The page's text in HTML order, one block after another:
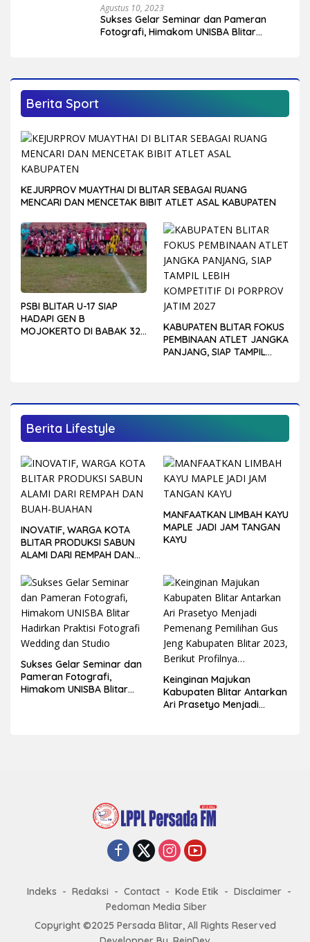
Agustus 10, 2023
Sukses Gelar Seminar dan Pameran
Fotografi, Himakom UNISBA Blitar
Berita Sport
KEJURPROV MUAYTHAI DI BLITAR SEBAGAI RUANG
MENCARI DAN MENCETAK BIBIT ATLET ASAL KABUPATEN
PSBI BLITAR U-17 SIAP
HADAPI GEN B
MOJOKERTO DI BABAK 32
KABUPATEN BLITAR FOKUS
PEMBINAAN ATLET JANGKA
PANJANG, SIAP TAMPIL
Berita Lifestyle
INOVATIF, WARGA KOTA
BLITAR PRODUKSI SABUN
ALAMI DARI REMPAH DAN
MANFAATKAN LIMBAH KAYU
MAPLE JADI JAM TANGAN
KAYU
Sukses Gelar Seminar dan
Pameran Fotografi,
Himakom UNISBA Blitar
Keinginan Majukan
Kabupaten Blitar Antarkan
Ari Prasetyo Menjadi
Indeks Redaksi Contact Kode Etik
Disclaimer
Pedoman Media Siber
Copyright ©2025 Persada Blitar, All Rights Reserved